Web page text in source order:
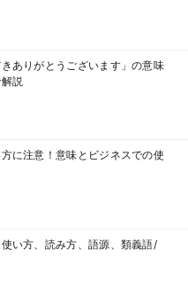
きありがとうございます」の意味
説
方に注意！意味とビジネスでの使
使い方、読み方、語源、類義語/